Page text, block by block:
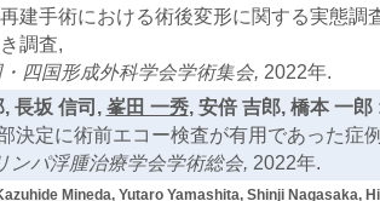
建手術における術後変形に関する実態調
調査,
四国形成外科学会学術集会, 2022年.
長坂 信司, 峯田 一秀, 安倍 吉郎, 橋本 一郎
決定に術前エコー検査が有用であった症
ンパ浮腫治療学会学術総会, 2022年.
Mineda, Yutaro Yamashita, Shinji Nagasaka,